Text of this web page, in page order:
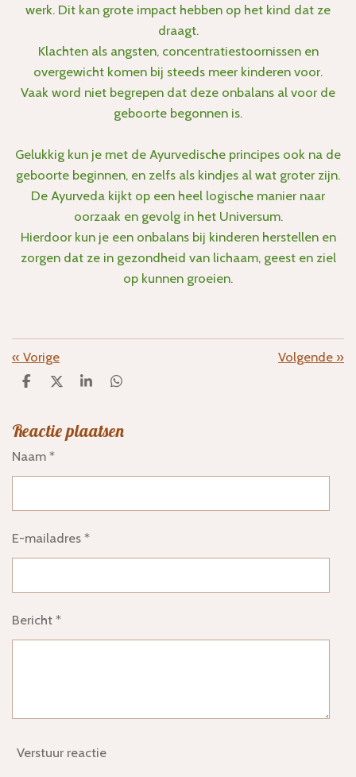
werk. Dit kan grote impact hebben op het kind dat ze
draagt.
Klachten als angsten, concentratiestoornissen en
overgewicht komen bij steeds meer kinderen voor.
Vaak word niet begrepen dat deze onbalans al voor de
geboorte begonnen is.
Gelukkig kun je met de Ayurvedische principes ook na de
geboorte beginnen, en zelfs als kindjes al wat groter zijn.
De Ayurveda kijkt op een heel logische manier naar
oorzaak en gevolg in het Universum.
Hierdoor kun je een onbalans bij kinderen herstellen en
zorgen dat ze in gezondheid van lichaam, geest en ziel
op kunnen groeien.
« Vorige Volgende »
D
e
n
D
l
S
r
e
D
e
n
Reactie plaatsen
Naam *
E-mailadres *
Bericht *
Verstuur reactie